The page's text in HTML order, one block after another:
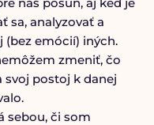
sa, analyzovať a
(bez emócií) iných.
zmeniť, čo
svoj postoj k danej
sebou, či som